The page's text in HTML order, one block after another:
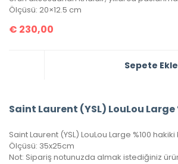
Ölçüsü: 20×12.5 cm
€ 230,00
Sepete Ekle
Ölçüsü: 35x25cm